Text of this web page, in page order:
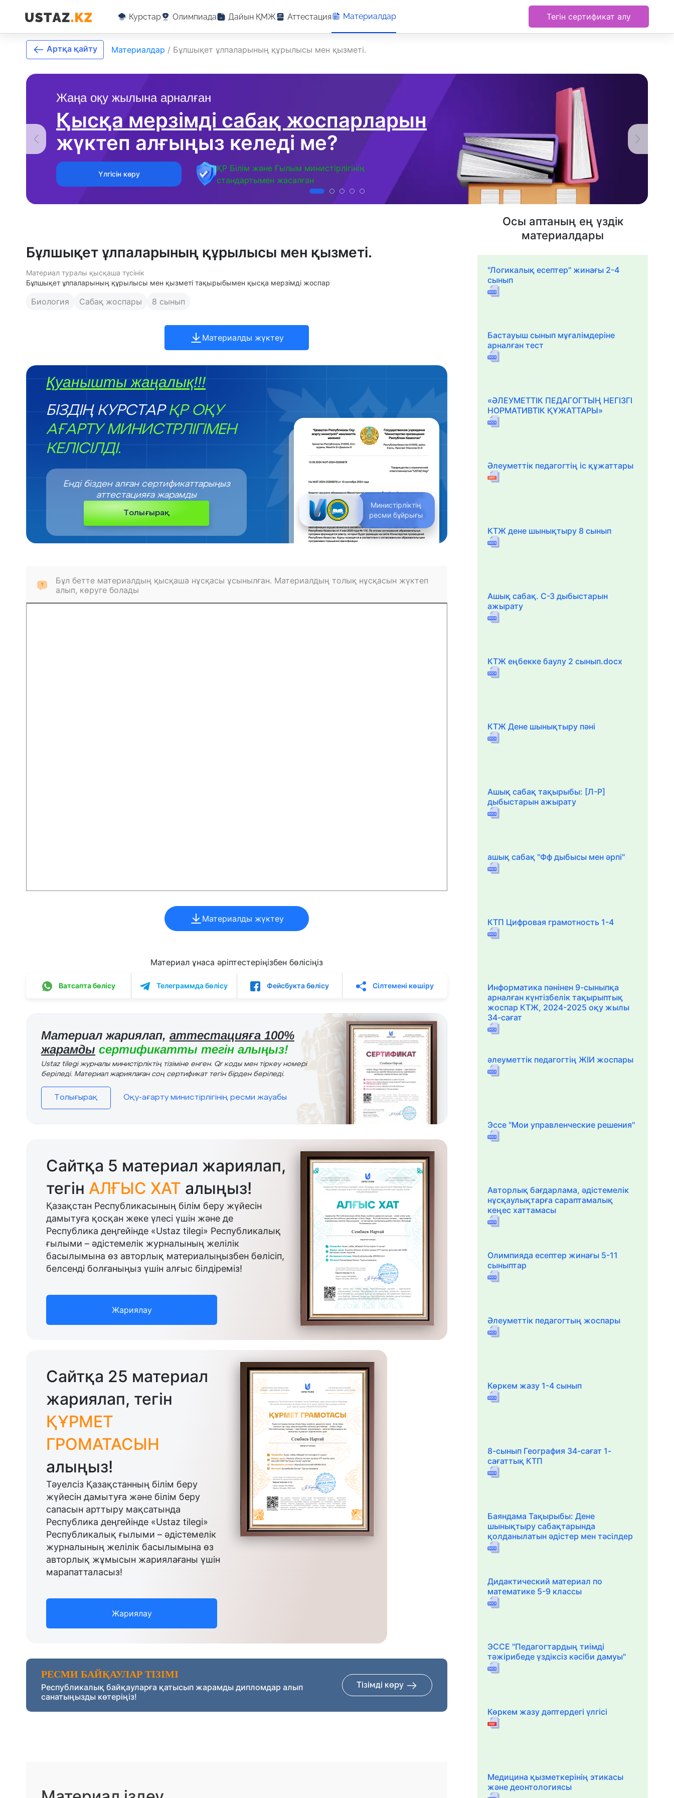
Курстар Олимпиада Дайын ҚМЖ Аттестация Материалдар Тегін сертификат алу
Жаңа оқу жылына арналған
Қысқа мерзімді сабақ жоспарларын
жүктеп алғыңыз келеді ме?
Үлгісін көру
ҚР Білім және Ғылым министірлігінің
стандартымен жасалған
Артқа қайту Материалдар / Бұлшықет ұлпаларының құрылысы мен қызметі.
Бұлшықет ұлпаларының құрылысы мен қызметі.
Материал туралы қысқаша түсінік
Бұлшықет ұлпаларының құрылысы мен қызметі тақырыбымен қысқа мерзімді жоспар
Биология Сабақ жоспары 8 сынып
Материалды жүктеу
Қуанышты жаңалық!!!
БІЗДІҢ КУРСТАР ҚР ОҚУ
АҒАРТУ МИНИСТРЛІГІМЕН
КЕЛІСІЛДІ.
Министірліктің
ресми бұйрығы
Енді бізден алған сертификаттарыңыз
аттестацияға жарамды
Толығырақ
Бұл бетте материалдың қысқаша нұсқасы ұсынылған. Материалдың толық нұсқасын жүктеп
алып, көруге болады
Материалды жүктеу
Материал ұнаса әріптестеріңізбен бөлісіңіз
Ватсапта бөлісу Телеграммда бөлісу Фейсбукта бөлісу Сілтемені көшіру
Материал жариялап, аттестацияға 100%
жарамды сертификатты тегін алыңыз!
Ustaz tilegi журналы министірліктің тізіміне енген. Qr коды мен тіркеу номері
беріледі. Материал жариялаған соң сертификат тегін бірден беріледі.
Толығырақ Оқу-ағарту министірлігінің ресми жауабы
Сайтқа 5 материал жариялап,
тегін АЛҒЫС ХАТ алыңыз!
Қазақстан Республикасының білім беру жүйесін
дамытуға қосқан жеке үлесі үшін және де
Республика деңгейінде «Ustaz tilegi» Республикалық
ғылыми – әдістемелік журналының желілік
басылымына өз авторлық материалыңызбен бөлісіп,
белсенді болғаныңыз үшін алғыс білдіреміз!
Жариялау
Сайтқа 25 материал
жариялап, тегін
ҚҰРМЕТ
ГРОМАТАСЫН
алыңыз!
Тәуелсіз Қазақстанның білім беру
жүйесін дамытуға және білім беру
сапасын арттыру мақсатында
Республика деңгейінде «Ustaz tilegi»
Республикалық ғылыми – әдістемелік
журналының желілік басылымына өз
авторлық жұмысын жариялағаны үшін
марапатталасыз!
Жариялау
РЕСМИ БАЙҚАУЛАР ТІЗІМІ
Республикалық байқауларға қатысып жарамды дипломдар алып
санатыңызды көтеріңіз!
Тізімді көру
Осы аптаның ең үздік
материалдары
"Логикалық есептер" жинағы 2-4
сынып
Бастауыш сынып мұғалімдеріне
арналған тест
«ӘЛЕУМЕТТІК ПЕДАГОГТЫҢ НЕГІЗГІ
НОРМАТИВТІК ҚҰЖАТТАРЫ»
Әлеуметтік педагогтің іс құжаттары
КТЖ дене шынықтыру 8 сынып
Ашық сабақ. С-З дыбыстарын
ажырату
КТЖ еңбекке баулу 2 сынып.docx
КТЖ Дене шынықтыру пәні
Ашық сабақ тақырыбы: [Л-Р]
дыбыстарын ажырату
ашық сабақ "Фф дыбысы мен әрпі"
КТП Цифровая грамотность 1-4
Информатика пәнінен 9-сыныпқа
арналған күнтізбелік тақырыптық
жоспар КТЖ, 2024-2025 оқу жылы
34-сағат
әлеуметтік педагогтің ЖІИ жоспары
Эссе "Мои управленческие решения"
Авторлық бағдарлама, әдістемелік
нұсқаулықтарға сараптамалық
кеңес хаттамасы
Олимпияда есептер жинағы 5-11
сыныптар
Әлеуметтік педагогтың жоспары
Көркем жазу 1-4 сынып
8-сынып География 34-сағат 1-
сағаттық КТП
Баяндама Тақырыбы: Дене
шынықтыру сабақтарында
қолданылатын әдістер мен тәсілдер
Дидактический материал по
математике 5-9 классы
ЭССЕ "Педагогтардың тиімді
тәжірибеде үздіксіз кәсіби дамуы"
Көркем жазу дәптердегі үлгісі
Медицина қызметкерінің этикасы
және деонтологиясы